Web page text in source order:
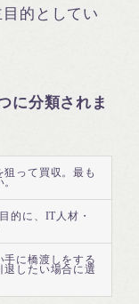
的としてい
に分類されま
って買収。最も
的に、IT人材・
に橋渡しをする
退したい場合に選